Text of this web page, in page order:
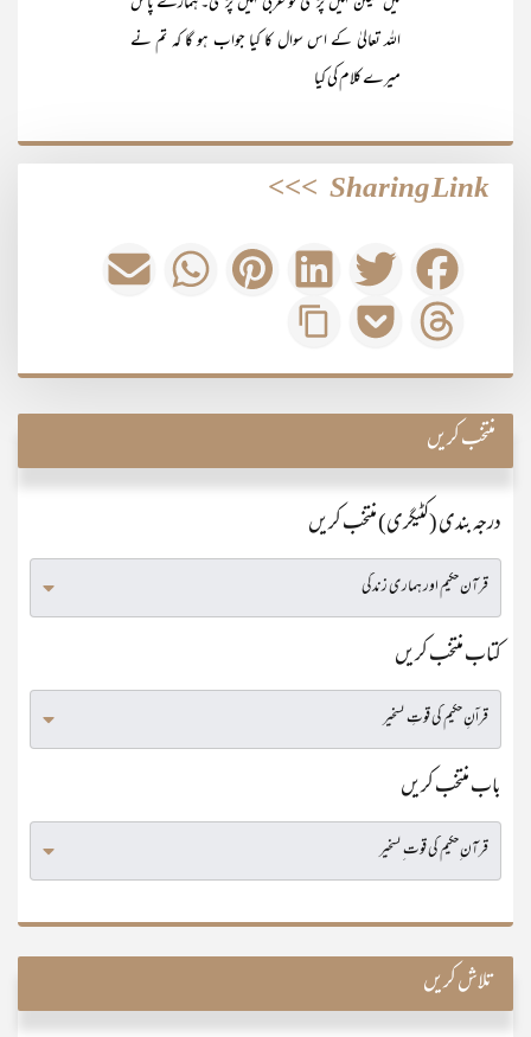
اللہ تعالیٰ کے اس سوال کا کیا جواب ہو گا کہ تم نے
میرے کلام کی کیا
Sharing Link
>>>
منتخب کریں
درجہ بندی (کٹیگری) منتخب کریں
کتاب منتخب کریں
باب منتخب کریں
تلاش کریں